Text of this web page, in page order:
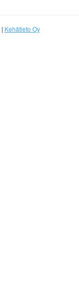
| Kehätieto Oy